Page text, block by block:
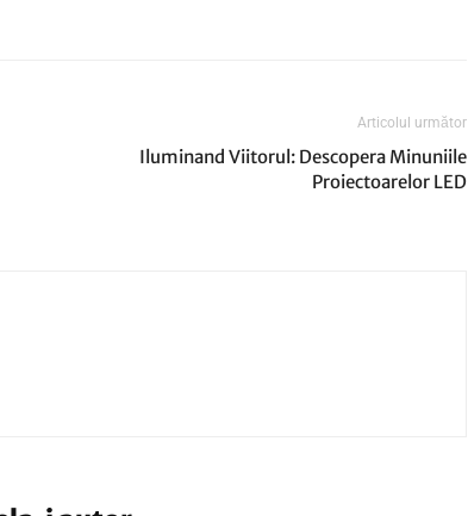
Articolul următor
Iluminand Viitorul: Descopera Minuniile
Proiectoarelor LED